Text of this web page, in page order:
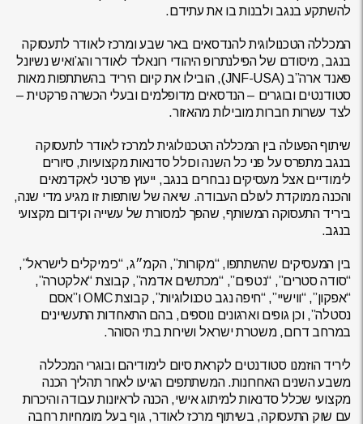
להשתקע בנגב ולבנות בו את עתידם.
המכללה הטכנולוגית להנדסאים באר שבע ומרכז לאודר לתעסוקה
בנגב, מיסודם של הפילנתרופ היהודי רונאלד לאודר והג’ואיש נשיונל
פאנד ארה”ב (JNF-USA), הובילו את קיום היריד בהשתתפות מאות
סטודנטים ובוגרים – הנדסאים מדופלמים ובעלי הכשרה פרקטית –
לצד עשרות חברות מובילות מהאזור.
שיתוף הפעולה בין המכללה הטכנולוגית למרכז לאודר לתעסוקה
בנגב מתפרס על פני כל השנה וכולל סדנאות מקצועיות, סיורים
לימודיים אצל מעסיקים נבחרים בנגב, ייעוץ פרטני לאקדמאים
והכנה ממוקדת לעולם העבודה. שיאה של שותפות זו מגיע מדי שנה,
ביריד התעסוקה המשותף, שהפך למסורת של עשייה וקידום מקצועי
בנגב.
בין המעסיקים שהשתתפו, “מקורות”, הקמ״ג, “כימיקלים לישראל”,
“סודה סטרים”, “נטפים”, “מכתשים אדמה”, קבוצת “אלקטרה”,
“אפקון”, “ווישיי”, “חיפה נגב טכנולוגיות”, קבוצת OMC ו”אסם
נסטלה”, וכן גופים וארגונים נוספים, בהם התאחדות התעשיינים
במרחב דרום, משטרת ישראל ושירות בתי הסוהר.
ליריד הוזמנו סטודנטים לקראת סיום לימודיהם ובוגרי המכללה
משבע השנים האחרונות. המשתתפים הגיעו לאחר תהליך הכנה
מקצועי שכלל סדנאות למיתוג אישי, הכנה לראיונות עבודה והיכרות
עם שוק התעסוקה, בשיתוף מרכז לאודר, גוף בעל מומחיות רחבה